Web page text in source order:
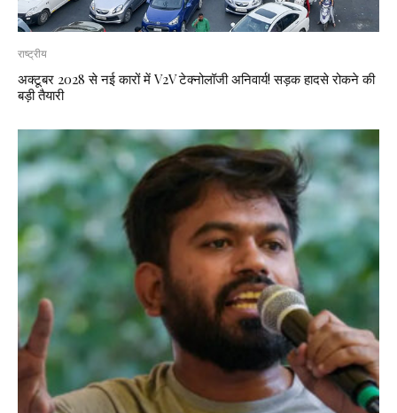
राष्ट्रीय
अक्टूबर 2028 से नई कारों में V2V टेक्नोलॉजी अनिवार्य! सड़क हादसे रोकने की
बड़ी तैयारी